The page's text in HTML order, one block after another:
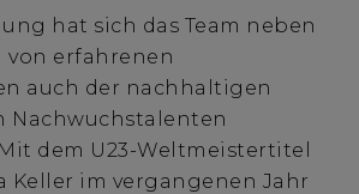
hat sich das Team neben
von erfahrenen
auch der nachhaltigen
Nachwuchstalenten
dem U23-Weltmeistertitel
Keller im vergangenen Jahr